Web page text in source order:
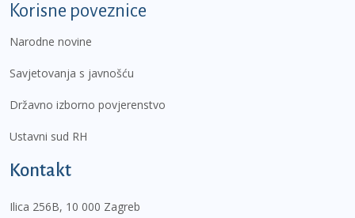
Korisne poveznice
Narodne novine
Savjetovanja s javnošću
Državno izborno povjerenstvo
Ustavni sud RH
Kontakt
Ilica 256B, 10 000 Zagreb